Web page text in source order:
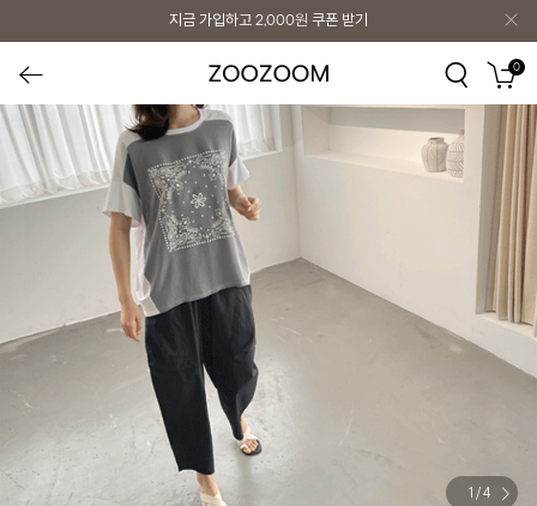
지금 가입하고 2,000원 쿠폰 받기
0
/ 4